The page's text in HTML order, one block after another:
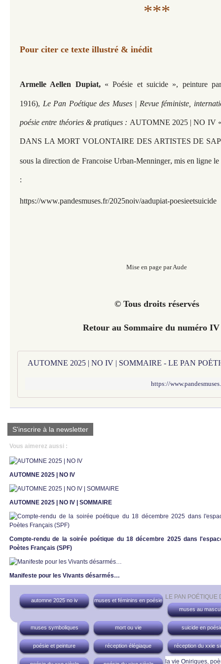
***
Pour citer ce texte illustré & inédit
Armelle Aellen Dupiat,« Poésie et suicide », peinture
1916), Le Pan Poétique des Muses | Revue féministe,
poésie entre théories & pratiques : AUTOMNE 2025 | NO IV
DANS LA MORT VOLONTAIRE DES ARTISTES DE
sous la direction de Francoise Urban-Menninger, mis en ligne le
:
https://www.pandesmuses.fr/2025noiv/aadupiat-poesieetsuicide
Mise en page par Aude
© Tous droits réservés
Retour au Sommaire du numéro
AUTOMNE 2025 | NO IV | SOMMAIRE - LE PAN
https://
S'inscrire à la newsletter
Vous aimerez aussi :
AUTOMNE 2025 | NO IV
AUTOMNE 2025 | NO IV | SOMMAIRE
Compte-rendu de la soirée poétique du 18 décembre 2025 dans
Poètes Français (SPF)
Manifeste pour les Vivants désarmés…
LE PAN POÉTIQUE
automne 2025 no iv
muses et féminins en poésie
muses au
muses symboliques mort ou vie suicide en
poésie et peinture réception élégiaque réception du xxie
la vie Oniriques,